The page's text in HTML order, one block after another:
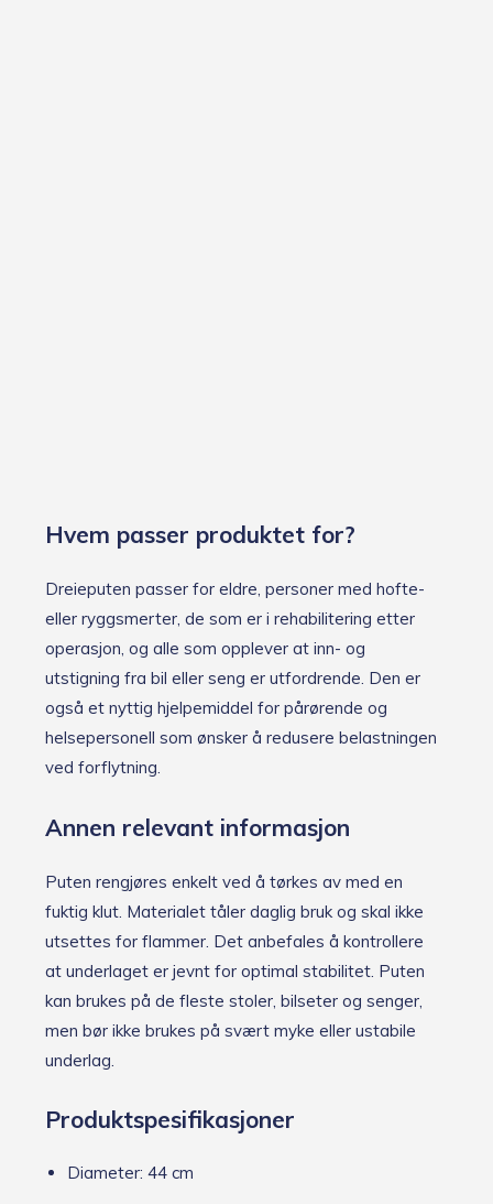
Hvem passer produktet for?
Dreieputen passer for eldre, personer med hofte-
eller ryggsmerter, de som er i rehabilitering etter
operasjon, og alle som opplever at inn- og
utstigning fra bil eller seng er utfordrende. Den er
også et nyttig hjelpemiddel for pårørende og
helsepersonell som ønsker å redusere belastningen
ved forflytning.
Annen relevant informasjon
Puten rengjøres enkelt ved å tørkes av med en
fuktig klut. Materialet tåler daglig bruk og skal ikke
utsettes for flammer. Det anbefales å kontrollere
at underlaget er jevnt for optimal stabilitet. Puten
kan brukes på de fleste stoler, bilseter og senger,
men bør ikke brukes på svært myke eller ustabile
underlag.
Produktspesifikasjoner
Diameter: 44 cm